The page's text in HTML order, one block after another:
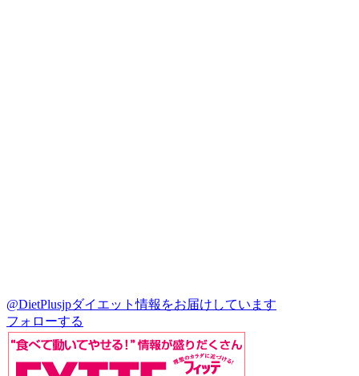
@DietPlusjpダイエット情報をお届けしています
フォローする